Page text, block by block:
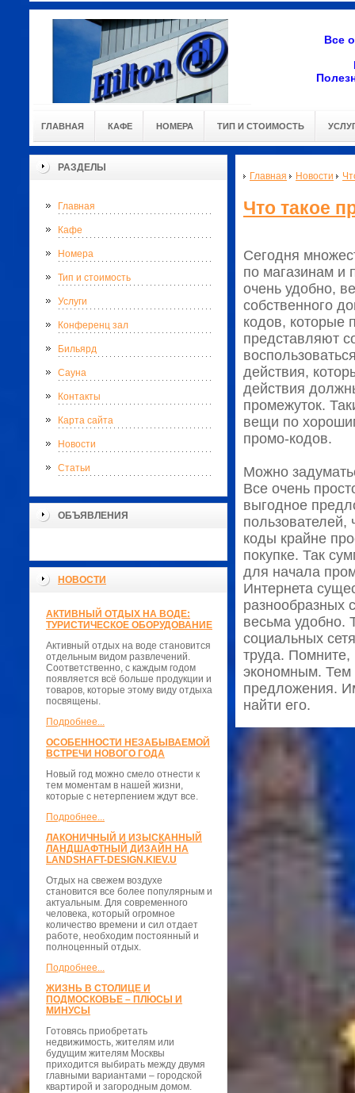
Все
ГЛАВНАЯ КАФЕ НОМЕРА ТИП И СТОИМОСТЬ
РАЗДЕЛЫ
Главная
Кафе
Номера
Тип и стоимость
Услуги
Конференц зал
Бильярд
Сауна
Контакты
Карта сайта
Новости
Статьи
ОБЪЯВЛЕНИЯ
НОВОСТИ
АКТИВНЫЙ ОТДЫХ НА ВОДЕ:
ТУРИСТИЧЕСКОЕ ОБОРУДОВАНИЕ
Активный отдых на воде становится
отдельным видом развлечений.
Соответственно, с каждым годом
появляется всё больше продукции и
товаров, которые этому виду отдыха
посвящены.
Подробнее...
ОСОБЕННОСТИ НЕЗАБЫВАЕМОЙ
ВСТРЕЧИ НОВОГО ГОДА
Новый год можно смело отнести к
тем моментам в нашей жизни,
которые с нетерпением ждут все.
Подробнее...
ЛАКОНИЧНЫЙ И ИЗЫСКАННЫЙ
ЛАНДШАФТНЫЙ ДИЗАЙН НА
LANDSHAFT-DESIGN.KIEV.U
Отдых на свежем воздухе
становится все более популярным и
актуальным. Для современного
человека, который огромное
количество времени и сил отдает
работе, необходим постоянный и
полноценный отдых.
Подробнее...
ЖИЗНЬ В СТОЛИЦЕ И
ПОДМОСКОВЬЕ – ПЛЮСЫ И
МИНУСЫ
Готовясь приобретать
недвижимость, жителям или
будущим жителям Москвы
приходится выбирать между двумя
главными вариантами – городской
квартирой и загородным домом.
Главная Новости
Что такое
Сегодня
по магазинам и
очень удобно,
собственного
кодов, которые
представляют
действия,
действия
промежуток.
вещи по
промо-кодов.
Можно
Все очень
выгодное
пользователей,
коды крайне
покупке. Так
для начала
Интернета
разнообразных
весьма удобно.
социальных
труда. Помните,
экономным. Тем
предложения.
найти его.